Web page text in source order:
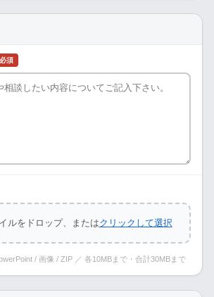
必須
ルをドロップ、またはクリックして選択
/ 画像 / ZIP ／ 各10MBまで・合計30MBまで